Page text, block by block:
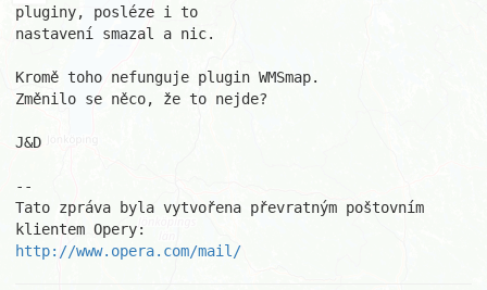
pluginy, posléze i to
nastavení smazal a nic.
Kromě toho nefunguje plugin WMSmap.
Změnilo se něco, že to nejde?
J&D
--
Tato zpráva byla vytvořena převratným poštovním
http://www.opera.com/mail/